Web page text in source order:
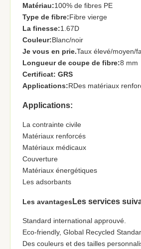
Matériau:100% de fibres PE
Type de fibre:Fibre vierge
La finesse:1.67D
Couleur:Blanc/noir
Je vous en prie.Taux élevé/moyen/
Longueur de coupe de fibre:8 mm
Certificat: GRS
Applications:RDes matériaux
Applications:
La contrainte civile
Matériaux renforcés
Matériaux médicaux
Couverture
Matériaux énergétiques
Les adsorbants
Les avantages Les services
Standard international approuvé.
Eco-friendly, Global Recycled
Des couleurs et des tailles